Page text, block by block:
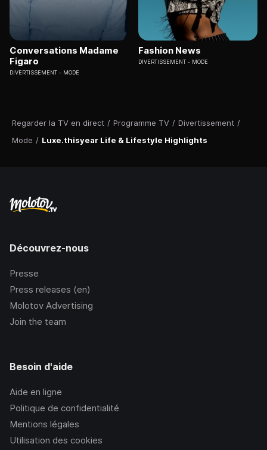
Regarder la TV en direct / Programme TV / Divertissement /
Mode / Luxe.thisyear Life & Lifestyle Highlights
Conversations Madame
Figaro
DIVERTISSEMENT MODE
Fashion News
DIVERTISSEMENT MODE
Découvrez-nous
Presse
Press releases (en)
Molotov Advertising
Join the team
Besoin d'aide
Aide en ligne
Politique de confidentialité
Mentions légales
Utilisation des cookies